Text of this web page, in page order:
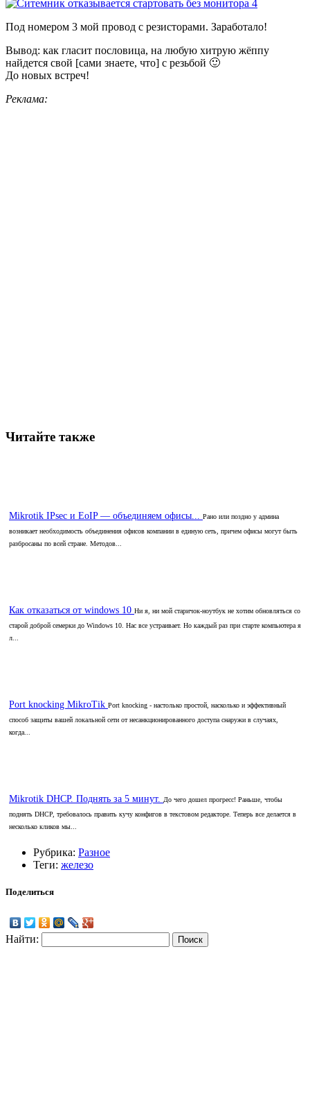
Под номером 3 мой провод с резисторами. Заработало!
Вывод: как гласит пословица, на любую хитрую жёппу
найдется свой [сами знаете, что] с резьбой 🙂
До новых встреч!
Реклама:
Читайте также
Mikrotik IPsec и EoIP — объединяем офисы...
Рано или поздно у админа
возникает необходимость объединения офисов компании в единую сеть, причем офисы могут быть
разбросаны по всей стране. Методов...
Как отказаться от windows 10 Ни я, ни мой старичок-ноутбук не хотим обновляться со
старой доброй семерки до Windows 10. Нас все устраивает. Но каждый раз при старте компьютера я
л...
Port knocking MikroTik Port knocking - настолько простой, насколько и эффективный
способ защиты вашей локальной сети от несанкционированного доступа снаружи в случаях,
когда...
Mikrotik DHCP. Поднять за 5 минут.
До чего дошел прогресс! Раньше, чтобы
поднять DHCP, требовалось править кучу конфигов в текстовом редакторе. Теперь все делается в
несколько кликов мы...
Рубрика: Разное
Теги: железо
Поделиться
Найти: